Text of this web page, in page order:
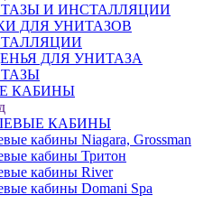
И ИНСТАЛЛЯЦИИ
ДЛЯ УНИТАЗОВ
ДЛЯ УНИТАЗА
КАБИНЫ
КАБИНЫ
кабины Niagara, Grossman
кабины Тритон
кабины River
кабины Domani Spa